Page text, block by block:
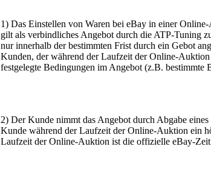
1) Das Einstellen von Waren bei eBay in einer
gilt als verbindliches Angebot durch die ATP-Tuning
nur innerhalb der bestimmten Frist durch ein Gebot
Kunden, der während der Laufzeit der Online-
festgelegte Bedingungen im Angebot (z.B. bestimmte
2) Der Kunde nimmt das Angebot durch Abgabe
Kunde während der Laufzeit der Online-Auktion ein
Laufzeit der Online-Auktion ist die offizielle eBay-